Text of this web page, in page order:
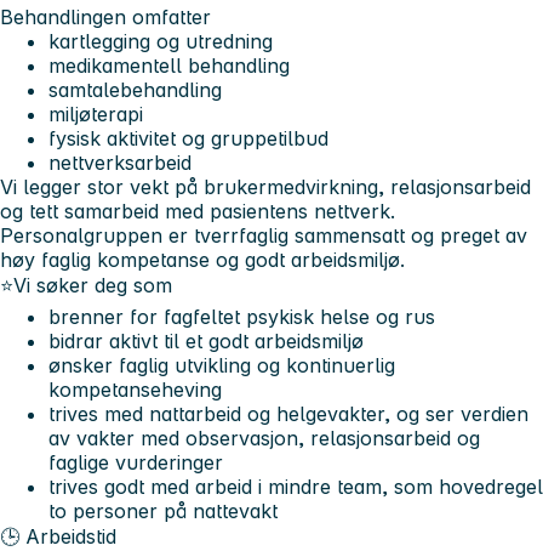
Behandlingen omfatter
kartlegging og utredning
medikamentell behandling
samtalebehandling
miljøterapi
fysisk aktivitet og gruppetilbud
nettverksarbeid
Vi legger stor vekt på brukermedvirkning, relasjonsarbeid
og tett samarbeid med pasientens nettverk.
Personalgruppen er tverrfaglig sammensatt og preget av
høy faglig kompetanse og godt arbeidsmiljø.
⭐Vi søker deg som
brenner for fagfeltet psykisk helse og rus
bidrar aktivt til et godt arbeidsmiljø
ønsker faglig utvikling og kontinuerlig
kompetanseheving
trives med nattarbeid og helgevakter, og ser verdien
av vakter med observasjon, relasjonsarbeid og
faglige vurderinger
trives godt med arbeid i mindre team, som hovedregel
to personer på nattevakt
🕒 Arbeidstid